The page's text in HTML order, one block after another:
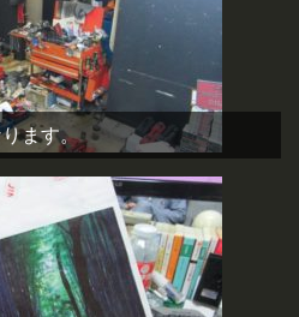
ます。